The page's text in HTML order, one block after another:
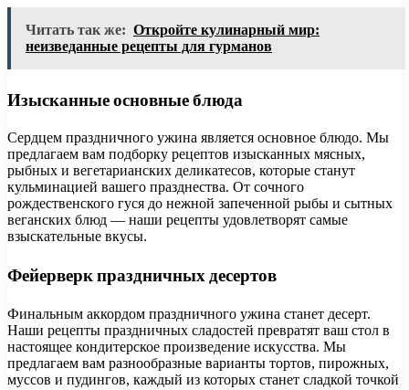
Читать так же: Откройте кулинарный мир:
неизведанные рецепты для гурманов
Изысканные основные блюда
Сердцем праздничного ужина является основное блюдо. Мы
предлагаем вам подборку рецептов изысканных мясных,
рыбных и вегетарианских деликатесов, которые станут
кульминацией вашего празднества. От сочного
рождественского гуся до нежной запеченной рыбы и сытных
веганских блюд — наши рецепты удовлетворят самые
взыскательные вкусы.
Фейерверк праздничных десертов
Финальным аккордом праздничного ужина станет десерт.
Наши рецепты праздничных сладостей превратят ваш стол в
настоящее кондитерское произведение искусства. Мы
предлагаем вам разнообразные варианты тортов, пирожных,
муссов и пудингов, каждый из которых станет сладкой точкой